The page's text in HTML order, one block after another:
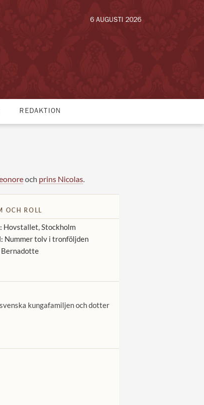
6 AUGUSTI 2026
REDAKTION
och prins Nicolas.
OCH ROLL
Hovstallet, Stockholm
Nummer tolv i tronföljden
Bernadotte
kungafamiljen och dotter